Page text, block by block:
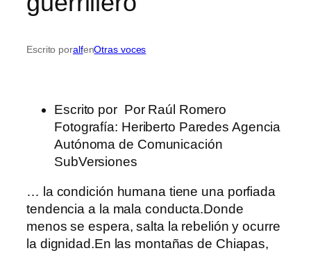
Escrito poralfenOtras voces
Escrito por Por Raúl Romero
Fotografía: Heriberto Paredes Agencia
Autónoma de Comunicación
SubVersiones
… la condición humana tiene una porfiada
tendencia a la mala conducta.Donde
menos se espera, salta la rebelión y ocurre
la dignidad.En las montañas de Chiapas,